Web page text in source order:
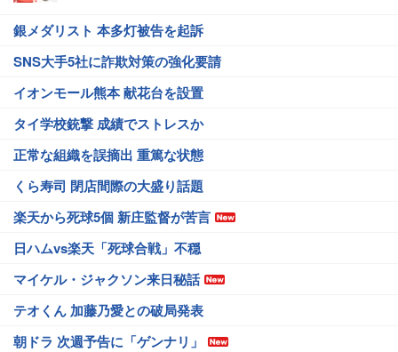
銀メダリスト 本多灯被告を起訴
SNS大手5社に詐欺対策の強化要請
イオンモール熊本 献花台を設置
タイ学校銃撃 成績でストレスか
正常な組織を誤摘出 重篤な状態
くら寿司 閉店間際の大盛り話題
楽天から死球5個 新庄監督が苦言
日ハムvs楽天「死球合戦」不穏
マイケル・ジャクソン来日秘話
テオくん 加藤乃愛との破局発表
朝ドラ 次週予告に「ゲンナリ」